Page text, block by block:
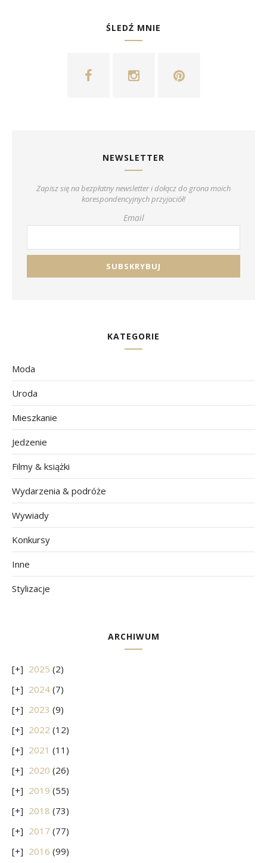
ŚLEDŹ MNIE
NEWSLETTER
Zapisz się na bezpłatny newsletter i dołącz do grona moich
korespondencyjnych przyjaciół!
Email
KATEGORIE
Moda
Uroda
Mieszkanie
Jedzenie
Filmy & książki
Wydarzenia & podróże
Wywiady
Konkursy
Inne
Stylizacje
ARCHIWUM
2025 (2)
2024 (7)
2023 (9)
2022 (12)
2021 (11)
2020 (26)
2019 (55)
2018 (73)
2017 (77)
2016 (99)